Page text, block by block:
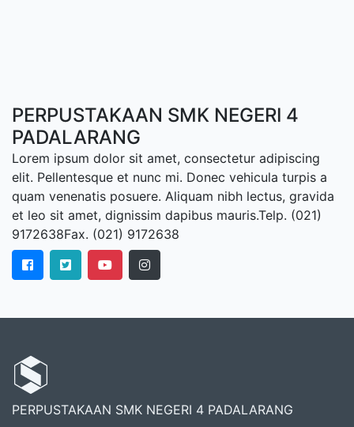
PERPUSTAKAAN SMK NEGERI 4
PADALARANG
Lorem ipsum dolor sit amet, consectetur adipiscing
elit. Pellentesque et nunc mi. Donec vehicula turpis a
quam venenatis posuere. Aliquam nibh lectus, gravida
et leo sit amet, dignissim dapibus mauris.Telp. (021)
9172638Fax. (021) 9172638
PERPUSTAKAAN SMK NEGERI 4 PADALARANG